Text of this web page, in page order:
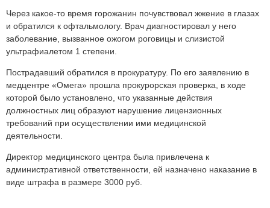
Через какое-то время горожанин почувствовал жжение в глазах
и обратился к офтальмологу. Врач диагностировал у него
заболевание, вызванное ожогом роговицы и слизистой
ультрафиалетом 1 степени.
Пострадавший обратился в прокуратуру. По его заявлению в
медцентре «Омега» прошла прокурорская проверка, в ходе
которой было установлено, что указанные действия
должностных лиц образуют нарушение лицензионных
требований при осуществлении ими медицинской
деятельности.
Директор медицинского центра была привлечена к
административной ответственности, ей назначено наказание в
виде штрафа в размере 3000 руб.